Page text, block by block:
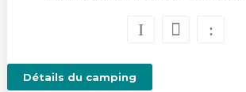
Détails du camping